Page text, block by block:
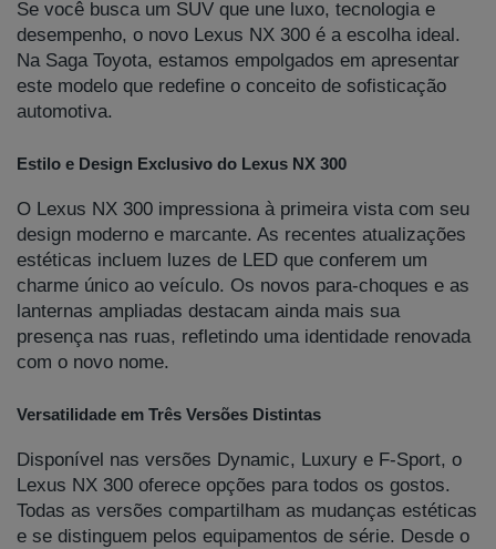
Se você busca um SUV que une luxo, tecnologia e
desempenho, o novo Lexus NX 300 é a escolha ideal.
Na Saga Toyota, estamos empolgados em apresentar
este modelo que redefine o conceito de sofisticação
automotiva.
Estilo e Design Exclusivo do Lexus NX 300
O Lexus NX 300 impressiona à primeira vista com seu
design moderno e marcante. As recentes atualizações
estéticas incluem luzes de LED que conferem um
charme único ao veículo. Os novos para-choques e as
lanternas ampliadas destacam ainda mais sua
presença nas ruas, refletindo uma identidade renovada
com o novo nome.
Versatilidade em Três Versões Distintas
Disponível nas versões Dynamic, Luxury e F-Sport, o
Lexus NX 300 oferece opções para todos os gostos.
Todas as versões compartilham as mudanças estéticas
e se distinguem pelos equipamentos de série. Desde o